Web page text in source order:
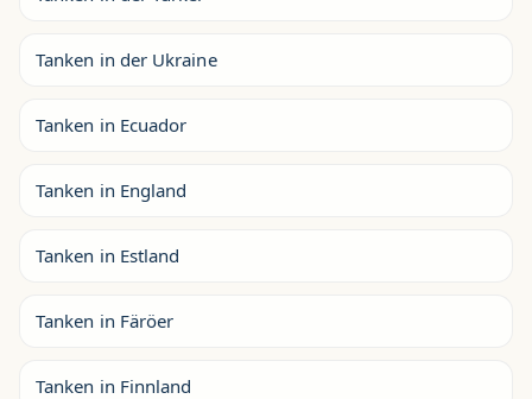
Tanken in der Ukraine
Tanken in Ecuador
Tanken in England
Tanken in Estland
Tanken in Färöer
Tanken in Finnland